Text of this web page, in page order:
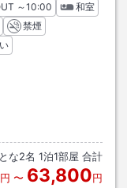
チェックアウト
～10:00
和室
禁煙
な2名 1泊1部屋 合計
円 〜 63,800円